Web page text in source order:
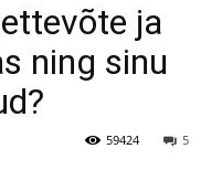
ja
ning sinu
5
59424